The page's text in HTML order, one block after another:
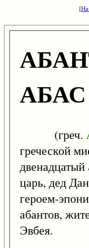
[
АБАС
(греч.
греческой
двенадцатый
царь, дед
героем-
абантов,
Эвбея.